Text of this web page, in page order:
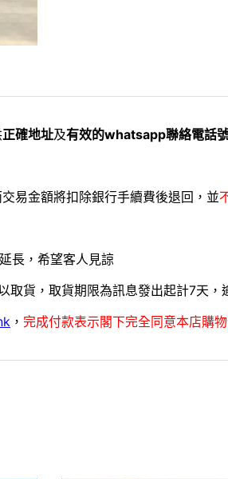
正確地址及有效的whatsapp聯絡電話
交易金額將扣除銀行手續費後退回，並
長，希望客人見諒
取貨，取貨期限為訊息發出起計7天，
， 完成付款表示閣下完全同意本店購